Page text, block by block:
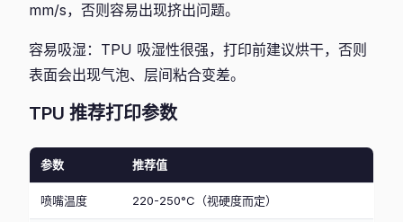
mm/s，否则容易出现挤出问题。
容易吸湿：TPU 吸湿性很强，打印前建议烘干，否则
表面会出现气泡、层间粘合变差。
TPU 推荐打印参数
参数 推荐值
喷嘴温度 220-250°C（视硬度而定）